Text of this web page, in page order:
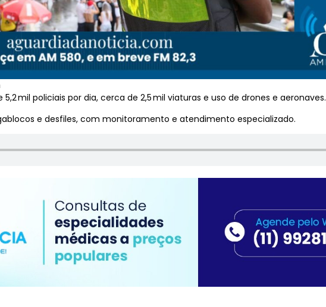
mil policiais por dia, cerca de 2,5 mil viaturas e uso de drones e aeronaves.
e desfiles, com monitoramento e atendimento especializado.